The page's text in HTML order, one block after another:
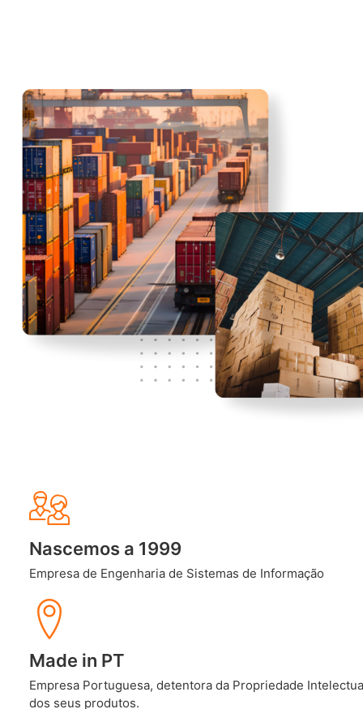
Nascemos a 1999
Empresa de Engenharia de Sistemas de Informação
Made in PT
Empresa Portuguesa, detentora da Propriedade
dos seus produtos.